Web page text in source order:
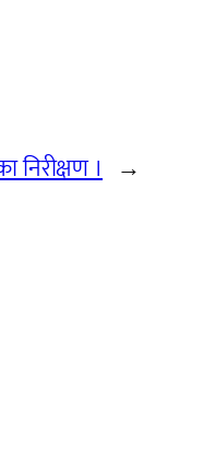
निरीक्षण । →